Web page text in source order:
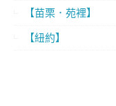
【苗栗．苑裡】
【紐約】